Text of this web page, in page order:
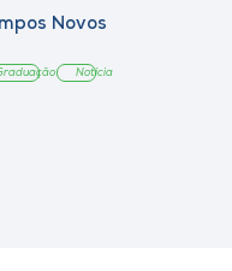
Novos
Notícia